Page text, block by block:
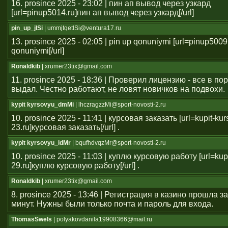
16. prosince 2025 - 23:02 | пин ап вывод через узкард
[url=pinup5014.ru]пин ап вывод через узкард[/url]
pin_up_jlSi | ummjtqetlSi@ventura17.ru
13. prosince 2025 - 02:05 | pin up qonuniymi
qonuniymi[/url]
Ronaldkib | xrumer23tix@gmail.com
11. prosince 2025 - 18:36 | Проверил лицензию - все в
выдал. Честно работают, не ловят новичков на подвохи.
kypit kyrsovyu_dmMi | lhczragzzMi@sport-novosti-2.ru
10. prosince 2025 - 11:41 | курсовая заказать [url=kupit-
23.ru]курсовая заказать[/url] .
kypit kyrsovyu_ldMr | bqufhdvqzMr@sport-novosti-2.ru
10. prosince 2025 - 11:03 | куплю курсовую работу
29.ru]куплю курсовую работу[/url] .
Ronaldkib | xrumer23tix@gmail.com
8. prosince 2025 - 13:46 | Регистрация в казино прошла
минут. Нужны были только почта и пароль для входа.
ThomasSwels | polyakovdanila19908366@mail.ru